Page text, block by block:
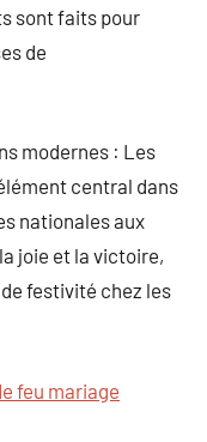
sont faits pour
de
modernes : Les
central dans
nationales aux
joie et la victoire,
festivité chez les
feu mariage